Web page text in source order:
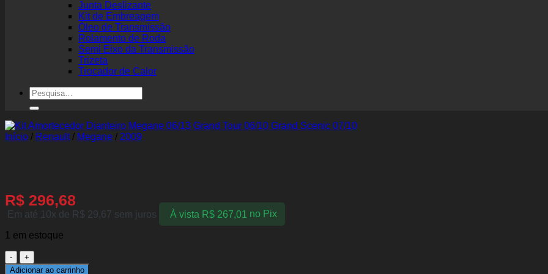
Junta Deslizante
Kit de Embreagem
Óleo de Transmissão
Rolamento de Roda
Semi Eixo da Transmissão
Trizeta
Trocador de Calor
Pesquisar
por:
Início / Renault / Megane / 2009
R$ 296,68
Em até 10x de R$ 29,67 sem juros À vista R$267,01 no Pix
1 em estoque
Kit
Amortecedor
Adicionar ao carrinho